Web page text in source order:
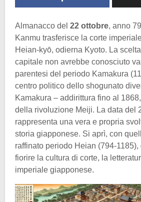
Almanacco del 22 ottobre, anno
Kanmu trasferisce la corte
Heian-kyō, odierna Kyoto. La
capitale non avrebbe conosciuto
parentesi del periodo Kamakura
centro politico dello shogunato
Kamakura – addirittura fino al
della rivoluzione Meiji. La data del
rappresenta una vera e propria
storia giapponese. Si aprì, con
raffinato periodo Heian (794-
fiorire la cultura di corte, la
imperiale giapponese.